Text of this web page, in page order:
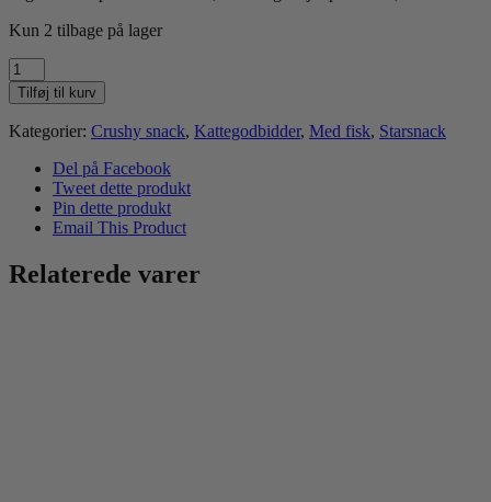
Kun 2 tilbage på lager
StarSnack
Crushy
Salmon
Bag
Tilføj til kurv
Kategorier: Crushy snack, Kattegodbidder, Med fisk, Starsnack
Del på Facebook
Tweet dette produkt
Pin dette produkt
Email This Product
Relaterede varer